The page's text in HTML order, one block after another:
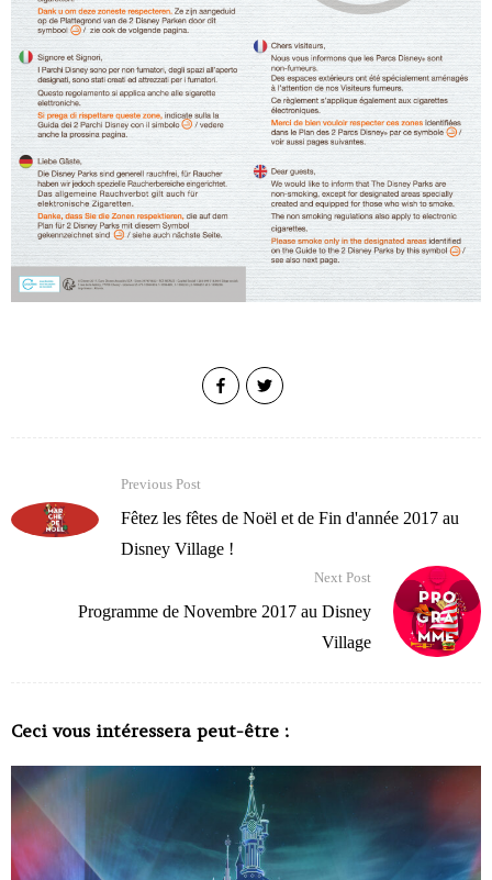
Previous Post
Fêtez les fêtes de Noël et de Fin d'année 2017 au
Disney Village !
Next Post
Programme de Novembre 2017 au Disney
Village
Ceci vous intéressera peut-être :